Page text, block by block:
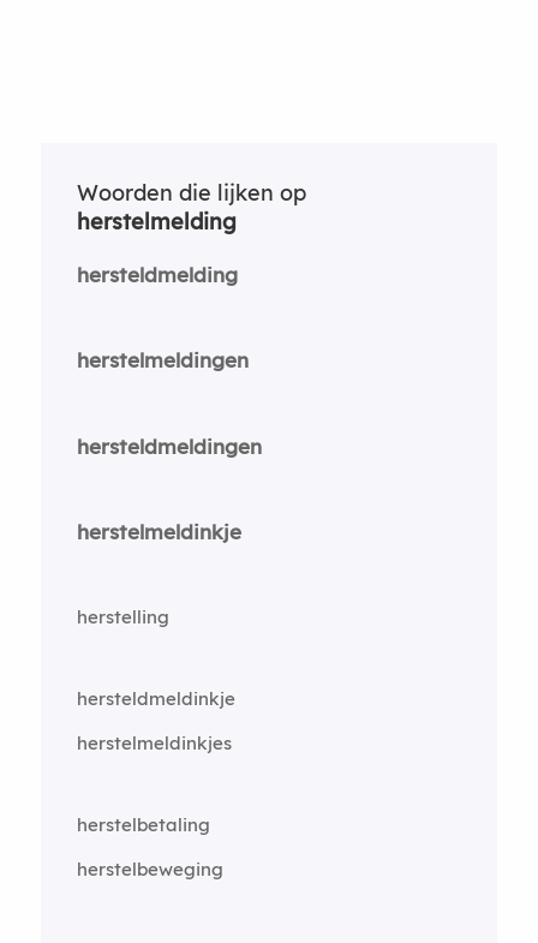
Woorden die lijken op
herstelmelding
hersteldmelding
herstelmeldingen
hersteldmeldingen
herstelmeldinkje
herstelling
hersteldmeldinkje
herstelmeldinkjes
herstelbetaling
herstelbeweging